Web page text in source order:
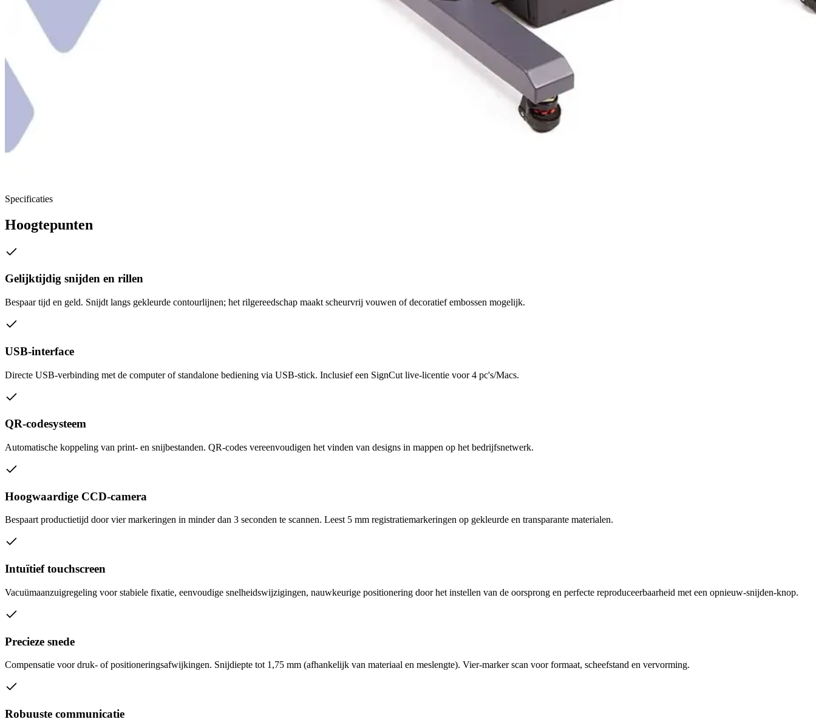
Specificaties
Hoogtepunten
Gelijktijdig snijden en rillen
Bespaar tijd en geld. Snijdt langs gekleurde contourlijnen; het rilgereedschap maakt scheurvrij vouwen of decoratief embossen mogelijk.
USB-interface
Directe USB-verbinding met de computer of standalone bediening via USB-stick. Inclusief een SignCut live-licentie voor 4 pc's/Macs.
QR-codesysteem
Automatische koppeling van print- en snijbestanden. QR-codes vereenvoudigen het vinden van designs in mappen op het bedrijfsnetwerk.
Hoogwaardige CCD-camera
Bespaart productietijd door vier markeringen in minder dan 3 seconden te scannen. Leest 5 mm registratiemarkeringen op gekleurde en transparante materialen.
Intuïtief touchscreen
Vacuümaanzuigregeling voor stabiele fixatie, eenvoudige snelheidswijzigingen, nauwkeurige positionering door het instellen van de oorsprong en perfecte reproduceerbaarheid met een opnieuw-snijden-knop.
Precieze snede
Compensatie voor druk- of positioneringsafwijkingen. Snijdiepte tot 1,75 mm (afhankelijk van materiaal en meslengte). Vier-marker scan voor formaat, scheefstand en vervorming.
Robuuste communicatie